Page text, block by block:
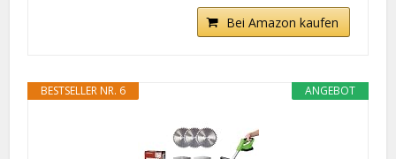
Bei Amazon kaufen
ANGEBOT
BESTSELLER NR. 6